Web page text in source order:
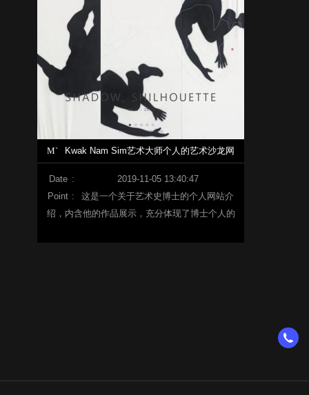
M` Kwak Nam Sim艺术大师个人的艺术沙龙网
站建设
Date :
2019-11-05 13:40:47
Point :
这是一个关于艺术史博士的个人网站介
绍，内含他的作品展示，充分体现了博士个人的